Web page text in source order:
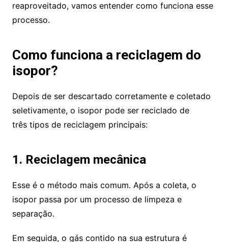
reaproveitado, vamos entender como funciona esse
processo.
Como funciona a reciclagem do
isopor?
Depois de ser descartado corretamente e coletado
seletivamente, o isopor pode ser reciclado de
três tipos de reciclagem principais:
1. Reciclagem mecânica
Esse é o método mais comum. Após a coleta, o
isopor passa por um processo de limpeza e
separação.
Em seguida, o gás contido na sua estrutura é